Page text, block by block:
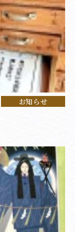
お知らせ